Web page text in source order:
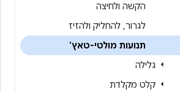
הקשה ולחיצה
לגרור, להחליק ולהזיז
תנועות מולטי-טאץ'
גלילה
קלט מקלדת